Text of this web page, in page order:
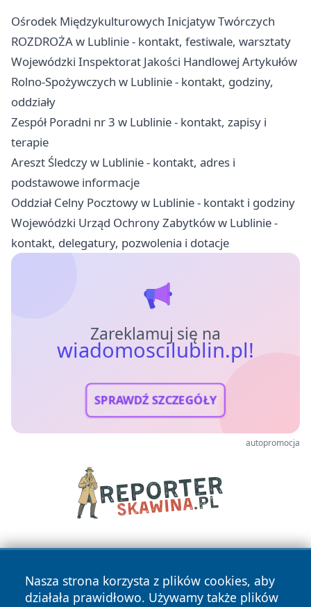
Ośrodek Międzykulturowych Inicjatyw Twórczych
ROZDROŻA w Lublinie - kontakt, festiwale, warsztaty
Wojewódzki Inspektorat Jakości Handlowej Artykułów
Rolno-Spożywczych w Lublinie - kontakt, godziny,
oddziały
Zespół Poradni nr 3 w Lublinie - kontakt, zapisy i
terapie
Areszt Śledczy w Lublinie - kontakt, adres i
podstawowe informacje
Oddział Celny Pocztowy w Lublinie - kontakt i godziny
Wojewódzki Urząd Ochrony Zabytków w Lublinie -
kontakt, delegatury, pozwolenia i dotacje
Zareklamuj się na
wiadomoscilublin.pl!
SPRAWDŹ SZCZEGÓŁY
autopromocja
Nasza strona korzysta z plików cookies, aby
działała prawidłowo. Używamy także plików